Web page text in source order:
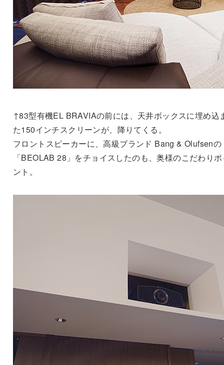
↑83型有機EL BRAVIAの前には、天井ボックスに埋め込
た150インチスクリーンが、降りてくる。
フロントスピーカーに、高級ブランド Bang & Olufsenの
「BEOLAB 28」をチョイスしたのも、奥様のこだわり
ント。